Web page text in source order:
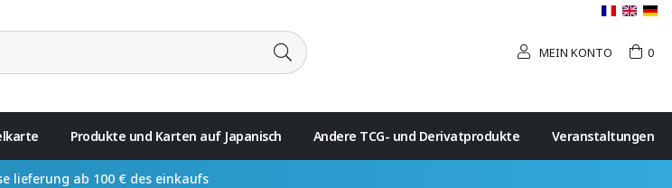
MEIN KONTO 0
Produkte und Karten auf Japanisch Andere TCG- und Derivatprodukte Veranstaltungen
lieferung ab 100 € des einkaufs